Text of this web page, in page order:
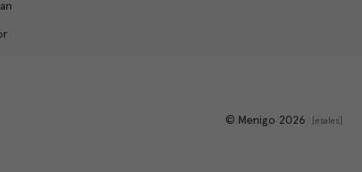
© Menigo 2026 esales]